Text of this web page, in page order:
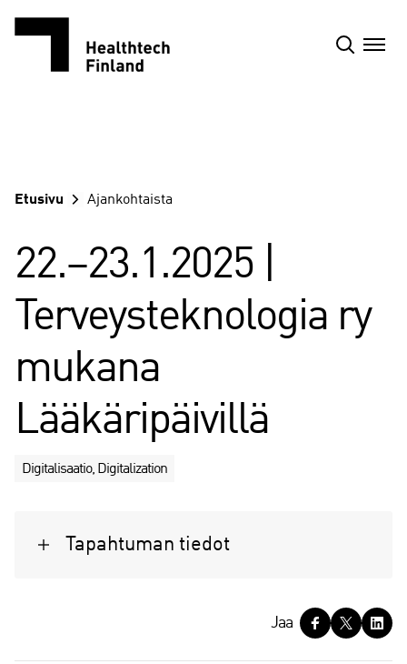
Etusivu Ajankohtaista
22.–23.1.2025 |
Terveysteknologia ry
mukana
Lääkäripäivillä
Digitalisaatio, Digitalization
Tapahtuman tiedot
a
Jaa